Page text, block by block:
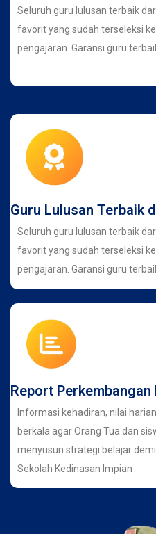
Seluruh guru lulusan terbaik
favorit yang sudah terseleksi
pengajaran. Garansi guru
Guru Lulusan Terbaik
Seluruh guru lulusan terbaik
favorit yang sudah terseleksi
pengajaran. Garansi guru
Report
Informasi kehadiran, nilai
berkala agar Orang Tua dan
menyusun strategi belajar
Sekolah Kedinasan Impian